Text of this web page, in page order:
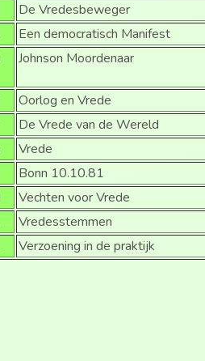
De Vredesbeweger
Een democratisch Manifest
Johnson Moordenaar
Oorlog en Vrede
De Vrede van de Wereld
Vrede
Bonn 10.10.81
Vechten voor Vrede
Vredesstemmen
Verzoening in de praktijk